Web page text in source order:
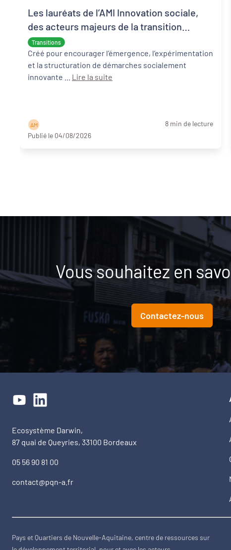
Transitions
Les lauréats de l’AMI Innovation sociale,
des acteurs majeurs de la transition
écologique et sociale
Créé pour encourager l’émergence, l’expérimentation
et la structuration de démarches socialement
Lire la suite
A M
8 min de lecture
Publié le 04/08/2026
Vous souhaitez en
Contactez-nous
Ecosystème Darwin,
87 quai de Queyries, 33100 Bordeaux
05 56 90 81 00
contact@pqn-a.fr
Pays et Quartiers de Nouvelle-Aquitaine, centre de ressources sur